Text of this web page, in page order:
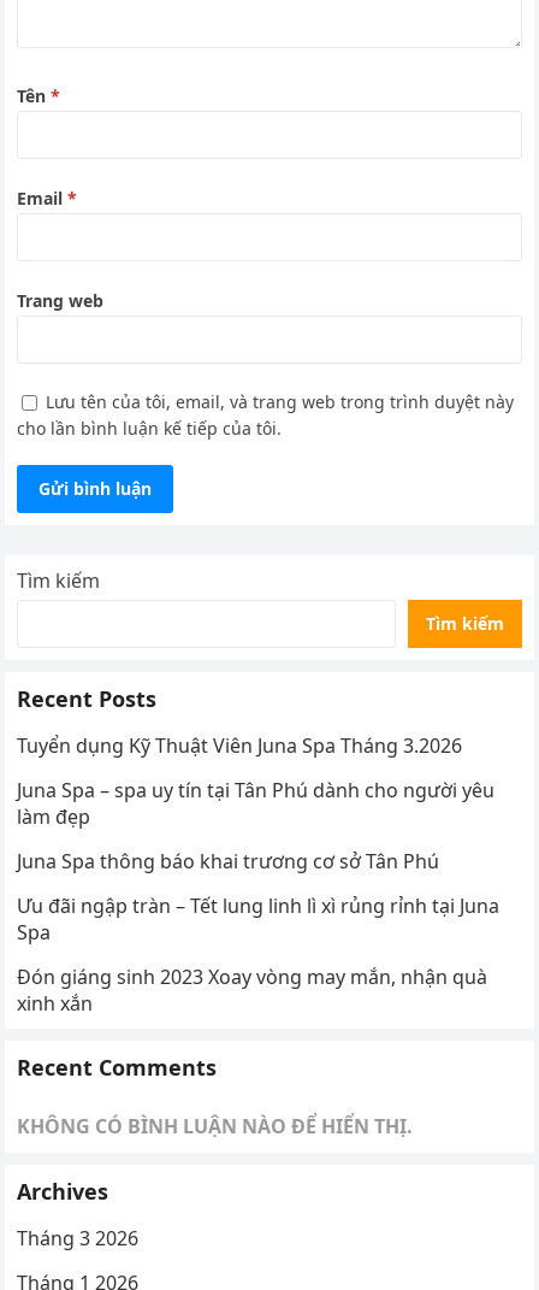
Tên*
Email*
Trang web
Lưu tên của tôi, email, và trang web trong trình duyệt này
cho lần bình luận kế tiếp của tôi.
Tìm kiếm
Tìm kiếm
Recent Posts
Tuyển dụng Kỹ Thuật Viên Juna Spa Tháng 3.2026
Juna Spa – spa uy tín tại Tân Phú dành cho người yêu
làm đẹp
Juna Spa thông báo khai trương cơ sở Tân Phú
Ưu đãi ngập tràn – Tết lung linh lì xì rủng rỉnh tại Juna
Spa
Đón giáng sinh 2023 Xoay vòng may mắn, nhận quà
xinh xắn
Recent Comments
KHÔNG CÓ BÌNH LUẬN NÀO ĐỂ HIỂN THỊ.
Archives
Tháng 3 2026
Tháng 1 2026